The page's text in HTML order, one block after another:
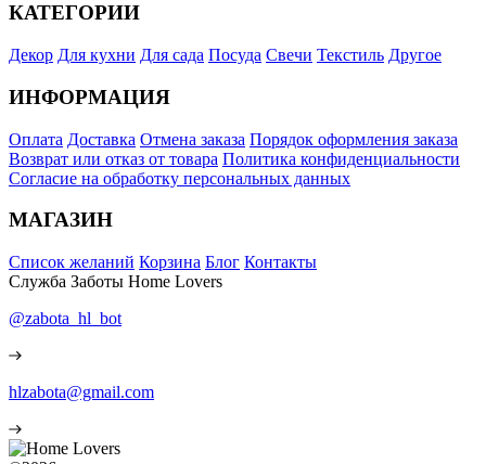
КАТЕГОРИИ
Декор Для кухни Для сада Посуда Свечи Текстиль Другое
ИНФОРМАЦИЯ
Оплата Доставка Отмена заказа Порядок оформления заказа
Возврат или отказ от товара Политика конфиденциальности
Согласие на обработку персональных данных
МАГАЗИН
Список желаний Корзина Блог Контакты
Служба Заботы Home Lovers
@zabota_hl_bot
hlzabota@gmail.com